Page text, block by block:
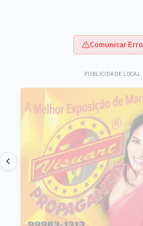
Comunicar Erro
PUBLICIDADE LOCAL